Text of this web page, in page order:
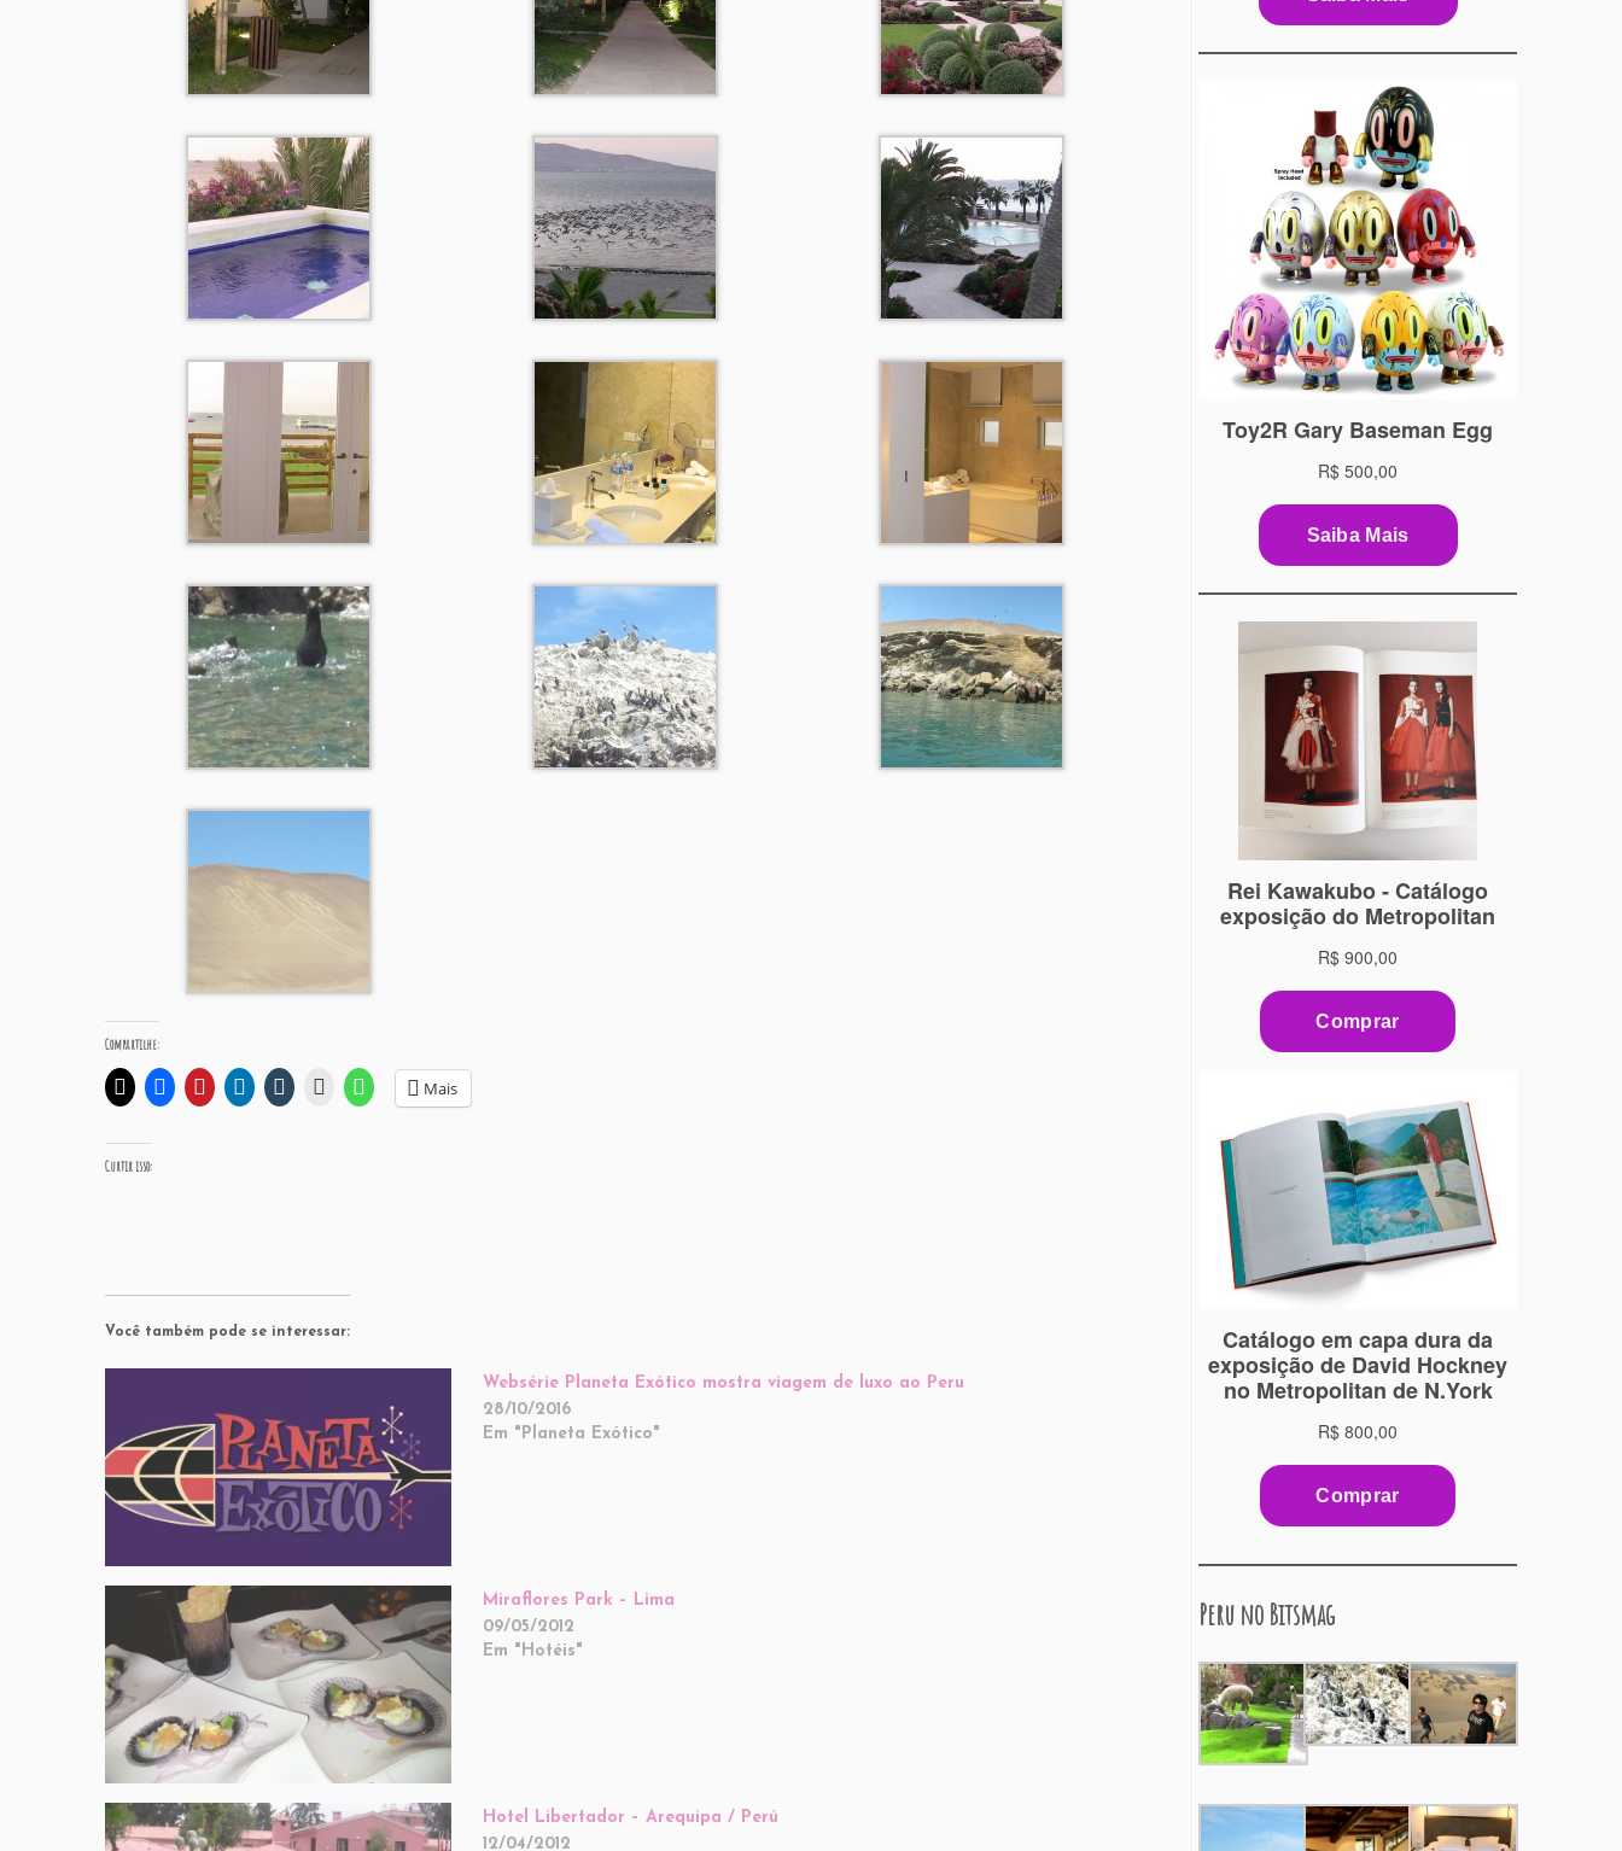
Compartilhe:
Mais
Curtir isso:
Você também pode se interessar:
Websérie Planeta Exótico mostra viagem de luxo ao Peru
28/10/2016
Em "Planeta Exótico"
Miraflores Park – Lima
09/05/2012
Em "Hotéis"
Hotel Libertador – Arequipa / Perú
12/04/2012
Peru no Bitsmag